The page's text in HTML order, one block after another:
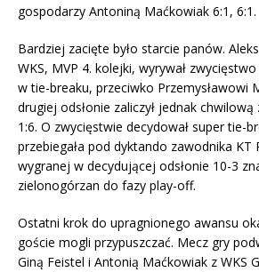
gospodarzy Antoniną Maćkowiak 6:1, 6:1.
Bardziej zacięte było starcie panów.
WKS, MVP 4. kolejki, wyrywał
w tie-breaku, przeciwko Przemysławowi
drugiej odsłonie zaliczył jednak
1:6. O zwycięstwie decydował super tie-
przebiegała pod dyktando zawodnika KT
wygranej w decydującej odsłonie 10-3
zielonogórzan do fazy play-off.
Ostatni krok do upragnionego awansu
goście mogli przypuszczać. Mecz gry
Giną Feistel i Antonią Maćkowiak z WKS